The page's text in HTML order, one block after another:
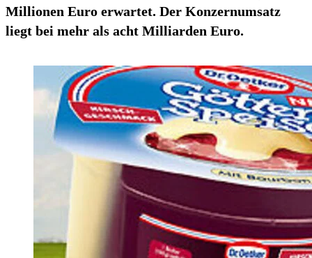
Millionen Euro erwartet. Der Konzernumsatz
liegt bei mehr als acht Milliarden Euro.